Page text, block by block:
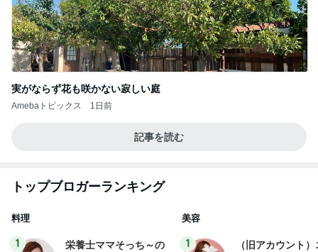
実がならず花も咲かない寂しい庭
Amebaトピックス 1日前
記事を読む
トップブロガーランキング
料理
1
栄養士ママそっち～の
美容
1
（旧アカウント